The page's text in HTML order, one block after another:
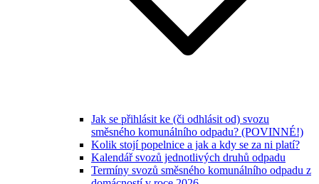
Jak se přihlásit ke (či odhlásit od) svozu
směsného komunálního odpadu? (POVINNÉ!)
Kolik stojí popelnice a jak a kdy se za ni platí?
Kalendář svozů jednotlivých druhů odpadu
Termíny svozů směsného komunálního odpadu z